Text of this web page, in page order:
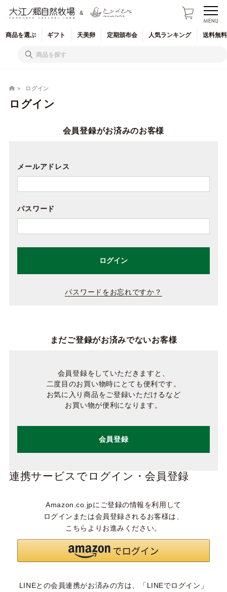
&
商品を選ぶ ギフト 天美卵 定期頒布会 人気ランキング 送料無
ログイン
ログイン
会員登録がお済みのお客様
メールアドレス
パスワード
ログイン
パスワードをお忘れですか？
まだご登録がお済みでないお客様
会員登録をしていただきますと、
二度目のお買い物時にとても便利です。
お気に入り商品をご登録いただけるなど
お買い物が便利になります。
会員登録
連携サービスでログイン・会員登録
Amazon.co.jpにご登録の情報を利用して
ログインまたは会員登録されるお客様は、
こちらよりお進みください。
LINEとの会員連携がお済みの方は、「LINEでログイン」